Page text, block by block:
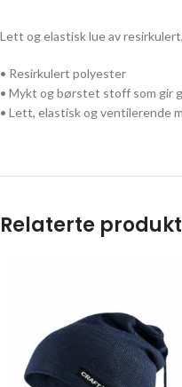
Lett og elastisk lue av
• Resirkulert polyester
• Mykt og børstet stoff som gir
• Lett, elastisk og ventilerende
Relaterte